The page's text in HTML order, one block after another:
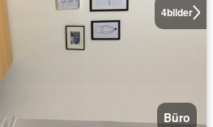
4bilder
Büro